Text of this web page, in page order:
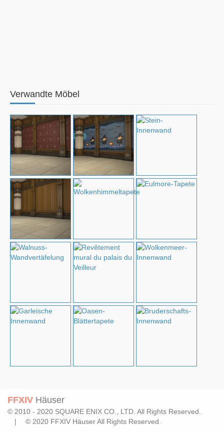
Verwandte Möbel
FFXIV Häuser
© 2010 - 2020 SQUARE ENIX CO., LTD. All Rights Reserved.
| © 2020 FFXIV Häuser All Rights Reserved.